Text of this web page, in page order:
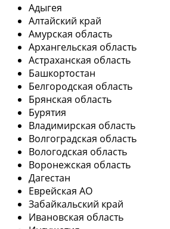
Адыгея
Алтайский край
Амурская область
Архангельская область
Астраханская область
Башкортостан
Белгородская область
Брянская область
Бурятия
Владимирская область
Волгоградская область
Вологодская область
Воронежская область
Дагестан
Еврейская АО
Забайкальский край
Ивановская область